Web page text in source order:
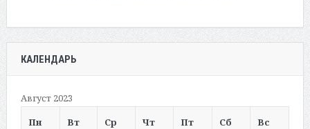
КАЛЕНДАРЬ
Август 2023
Пн
Вт Ср Чт Пт Сб Вс